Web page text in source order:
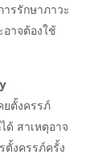
รรักษาภาวะ
าจต้องใช้
ยตั้งครรภ์
ด้ สาเหตุอาจ
ตั้งครรภ์ครั้ง